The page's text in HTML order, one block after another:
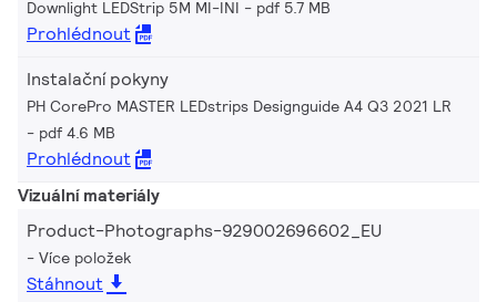
Downlight LEDStrip 5M MI-INI pdf 5.7 MB
Prohlédnout
Instalační pokyny
PH CorePro MASTER LEDstrips Designguide A4 Q3 2021 LR
pdf 4.6 MB
Prohlédnout
Vizuální materiály
Product-Photographs-929002696602_EU
Více položek
Stáhnout